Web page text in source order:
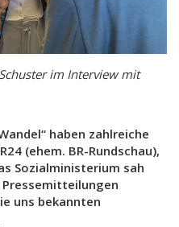
im Interview mit
haben zahlreiche
(ehem. BR-Rundschau),
Sozialministerium sah
uns bekannten